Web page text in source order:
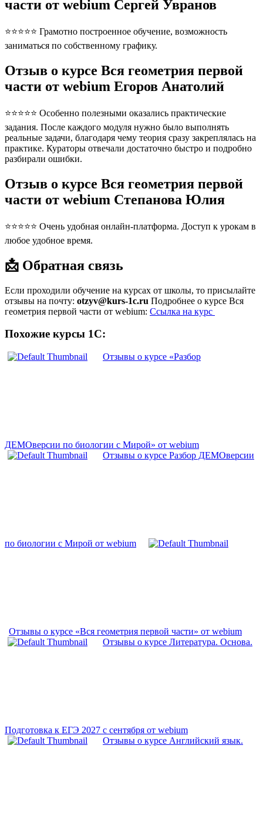
части от webium Сергей Увранов
⭐⭐⭐⭐⭐ Грамотно построенное обучение, возможность
заниматься по собственному графику.
Отзыв о курсе Вся геометрия первой
части от webium Егоров Анатолий
⭐⭐⭐⭐⭐ Особенно полезными оказались практические
задания. После каждого модуля нужно было выполнять
реальные задачи, благодаря чему теория сразу закреплялась на
практике. Кураторы отвечали достаточно быстро и подробно
разбирали ошибки.
Отзыв о курсе Вся геометрия первой
части от webium Степанова Юлия
⭐⭐⭐⭐⭐ Очень удобная онлайн-платформа. Доступ к урокам в
любое удобное время.
📩 Обратная связь
Если проходили обучение на курсах от школы, то присылайте
отзывы на почту: otzyv@kurs-1c.ru Подробнее о курсе Вся
геометрия первой части от webium: Ссылка на курс
Похожие курсы 1С:
Отзывы о курсе «Разбор
ДЕМОверсии по биологии с Мирой» от webium
Отзывы о курсе Разбор ДЕМОверсии
по биологии с Мирой от webium
Отзывы о курсе «Вся геометрия первой части» от webium
Отзывы о курсе Литература. Основа.
Подготовка к ЕГЭ 2027 с сентября от webium
Отзывы о курсе Английский язык.